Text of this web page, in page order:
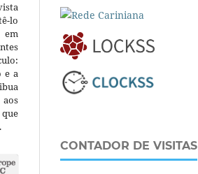
lo
em
e a
CONTADOR DE VISITAS